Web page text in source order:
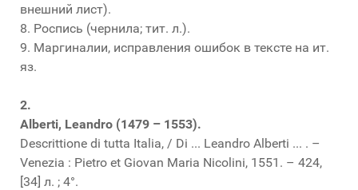
внешний лист).
8. Роспись (чернила; тит. л.).
9. Маргиналии, исправления ошибок в тексте на ит.
яз.
2.
Alberti, Leandro (1479 – 1553).
Descrittione di tutta Italia, / Di ... Leandro Alberti ... . –
Venezia : Pietro et Giovan Maria Nicolini, 1551. – 424,
[34] л. ; 4°.